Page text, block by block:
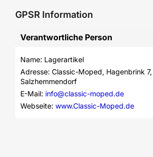
GPSR Information
Verantwortliche Person
Name: Lagerartikel
Adresse: Classic-Moped, Hagenbrink
Salzhemmendorf
E-Mail: info@classic-moped.de
Webseite: www.Classic-Moped.de